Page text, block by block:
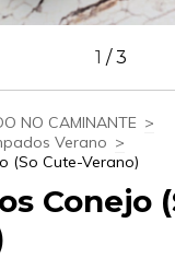
1 /3
NO CAMINANTE >
Verano >
(So Cute-Verano)
Conejo